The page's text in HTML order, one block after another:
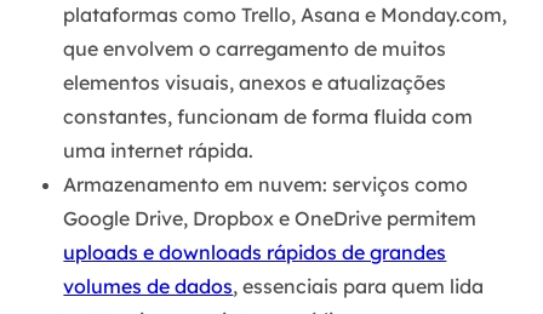
plataformas como Trello, Asana e Monday.com,
que envolvem o carregamento de muitos
elementos visuais, anexos e atualizações
constantes, funcionam de forma fluida com
uma internet rápida.
Armazenamento em nuvem: serviços como
Google Drive, Dropbox e OneDrive permitem
uploads e downloads rápidos de grandes
volumes de dados, essenciais para quem lida